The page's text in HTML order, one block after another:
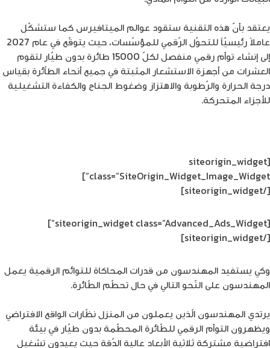
يعتقد بأنّ هذه التقنية ستقود عوالم الميتافيرس كما ستشكّل
عاملاً رئيسيّاً للتحوّل الرّقمي للمؤسّسات، حيث يتوقّع في عام 2027
إلى إنشاء توأم رقمي منفصل لكلّ 15000 طائرة بدون طيّار لتقوم
العشرات من أجهزة الاستشعار المثبتة في جميع أنحاء الطاّئرة بقياس
درجة الحرارة والرّطوبة والاهتزاز وضغوط الجناح والكفاءة التشغيلية
للأجزاء المتحركة.
[siteorigin_widget
class=”SiteOrigin_Widget_Image_Widget”]
[/siteorigin_widget]
[siteorigin_widget class=”Advanced_Ads_Widget”]
[/siteorigin_widget]
وكي يستفيد المهندسون من قدرات المحاكاة للتوائم الرقمية يعمل
المهندسون على النّحو التالي في حال تحطّم الطّائرة.
يرتدي المهندسون الّذين يعملون من المنزل نظّارات الواقع الافتراضي
ويظهرون التوأم الرقمي للطّائرة المحطّمة بدون طيّار في بيئة
افتراضية مشتركة ثلاثية الأبعاد عالية الدّقة حيث يعيدون تشغيل